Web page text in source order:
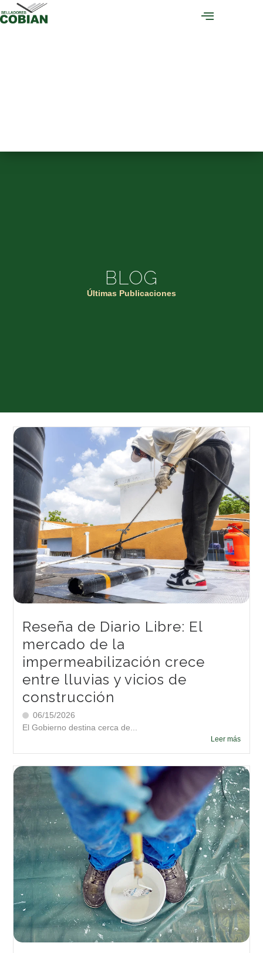
BLOG
Últimas Publicaciones
Reseña de Diario Libre: El
mercado de la
impermeabilización crece
entre lluvias y vicios de
construcción
06/15/2026
El Gobierno destina cerca de...
Leer más